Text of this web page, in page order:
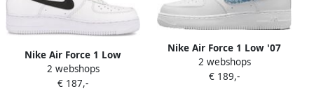
Nike Air Force 1 Low
Carabiner Swoosh Red
Sneakers Limited Edition
2 webshops
€ 187,-
Nike Air Force 1 Low '07
Essential White Worn Blue
Paisley (W) DH4406-100
2 webshops
€ 189,-